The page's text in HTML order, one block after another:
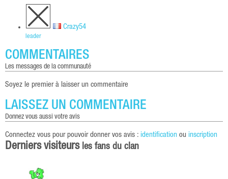
Crazy54
leader
COMMENTAIRES
les messages de la communauté
Soyez le premier à laisser un commentaire
LAISSEZ UN COMMENTAIRE
donnez vous aussi votre avis
Connectez vous pour pouvoir donner vos avis : identification ou inscription
Derniers visiteurs les fans du clan